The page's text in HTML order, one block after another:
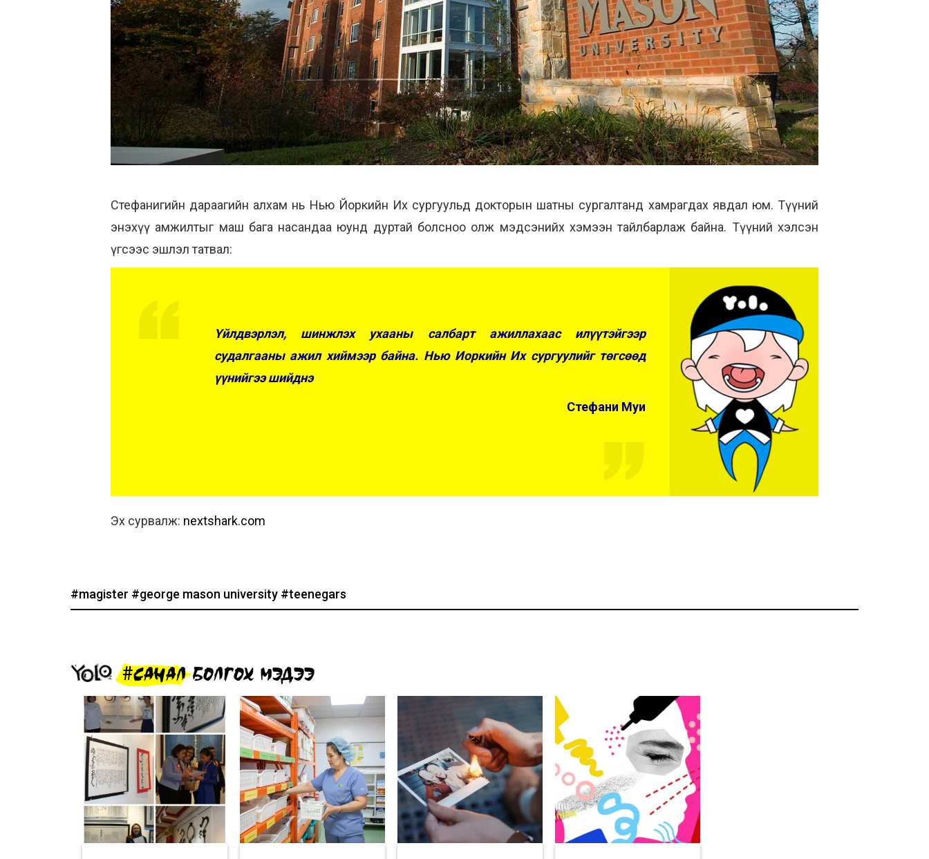
Стефанигийн дараагийн алхам нь Нью Йоркийн Их сургуульд докторын шатны сургалтанд хамрагдах явдал юм. Түүний
энэхүү амжилтыг маш бага насандаа юунд дуртай болсноо олж мэдсэнийх хэмээн тайлбарлаж байна. Түүний хэлсэн
үгсээс эшлэл татвал:
Үйлдвэрлэл, шинжлэх ухааны салбарт ажиллахаас илүүтэйгээр
судалгааны ажил хиймээр байна. Нью Иоркийн Их сургуулийг төгсөөд
үүнийгээ шийднэ
Стефани Муи
Эх сурвалж: nextshark.com
#magister #george mason university #teenegars
#САНАЛ БОЛГОХ МЭДЭЭ